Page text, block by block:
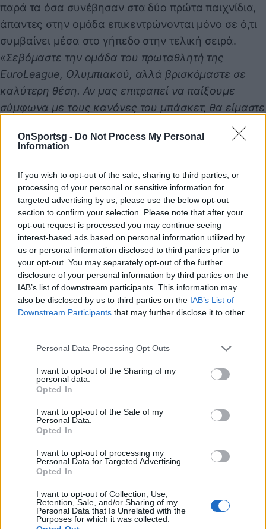
OnSportsg - Do Not Process My Personal
Information
If you wish to opt-out of the sale, sharing to third parties, or
processing of your personal or sensitive information for
targeted advertising by us, please use the below opt-out
section to confirm your selection. Please note that after your
opt-out request is processed you may continue seeing
interest-based ads based on personal information utilized by
us or personal information disclosed to third parties prior to
your opt-out. You may separately opt-out of the further
disclosure of your personal information by third parties on the
IAB’s list of downstream participants. This information may
also be disclosed by us to third parties on the IAB’s List of
Downstream Participants that may further disclose it to other
Personal Data Processing Opt Outs
I want to opt-out of the Sharing of my
personal data.
Opted In
I want to opt-out of the Sale of my
Personal Data.
Opted In
I want to opt-out of processing my
Personal Data for Targeted Advertising.
Opted In
I want to opt-out of Collection, Use,
Retention, Sale, and/or Sharing of my
Personal Data that Is Unrelated with the
Purposes for which it was collected.
παρά τα όσα συνέβησαν στα δύο πρώτα παιχνίδια,
άπαντες στην ομάδα επικεντρώνονται μόνο σε ό,τι
συμβαίνει μέσα στο γήπεδο στην τελική σειρά.
«Σεβόμαστε την ομάδα του πρωταθλητή της
EuroLeague, Ολυμπιακού, αλλά βρισκόμαστε σε
καλύτερη θέση. Αν μας επιτραπεί να παίξουμε
σύμφωνα με τους κανόνες του μπάσκετ, θα είμαστε
πρωταθλητές. Η μόνη μας προσδοκία είναι η δίκαιη
και ισότιμη διαιτησία», δήλωσε ο προπονητής του
Παιχνίδι από παντού στη Novibet με το
νέο Mobile App
ΟΛΥΜΠΙΑΚΟΣ - ΠΑΝΑΘΗΝΑΪΚΟΣ
COMMENTS
Συνδεθείτε για να σχολιάσετε
LATEST NEWS
SUPER LEAGUE
Οι ευχές του ΠΑΟΚ για τη γέννηση της κόρης του